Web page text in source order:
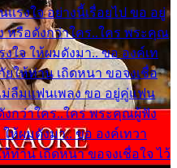
แรงใจ อย่างนี้เรื่อยไป ขอ อยู่
หรือดังกว่าใคร..ใคร พระคุณ
ใจ ให้ผมดังมา.. ขอ องค์เท
ให้ท่าน เถิดหนา ขอจงเชื่อ
ม่ลืมแฟนเพลง ขอ อยู่คู่แฟน
งกว่าใคร..ใคร พระคุณผู้ฟัง
ห้ผมดังมา.. ขอ องค์เทวา
าน เถิดหนา ขอจงเชื่อใจ ไว้